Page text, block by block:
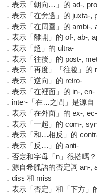
．表示「朝向…」的 ad-,
．表示「在旁邊」的 juxta-,
．表示「在周圍」的 ambi-,
．表示「離開」的 of-, ab-,
．表示「超」的 ultra-
．表示「往後」的 post-,
．表示「再度」「往後」的
．表示「逆向」的 retro-
．表示「在裡面」的 in-, en-
．inter-「在…之間」是源自
．表示「在外面」的 ex-,
．表示「一起」的 com-,
．表示「和…相反」的
．表示「反…」的 anti-
．否定和字母「n」很搭嗎？
．源自希臘語的否定詞 an-,
．diss 和 miss
．表示「否定」和「下方」